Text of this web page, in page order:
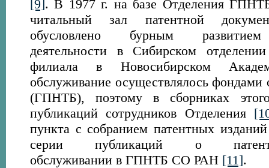
[9]. В 1977 г. на базе Отделения
читальный зал патентной
обусловлено бурным развитием
деятельности в Сибирском
филиала в Новосибирском
обслуживание осуществлялось фондами
(ГПНТБ), поэтому в сборниках
публикаций сотрудников Отделения
пункта с собранием патентных
серии публикаций о
обслуживании в ГПНТБ СО РАН [11].